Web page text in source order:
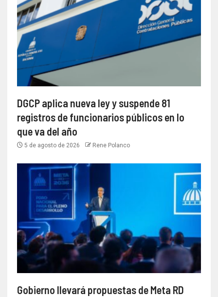
DGCP aplica nueva ley y suspende 81
registros de funcionarios públicos en lo
que va del año
5 de agosto de 2026 Rene Polanco
Gobierno llevará propuestas de Meta RD